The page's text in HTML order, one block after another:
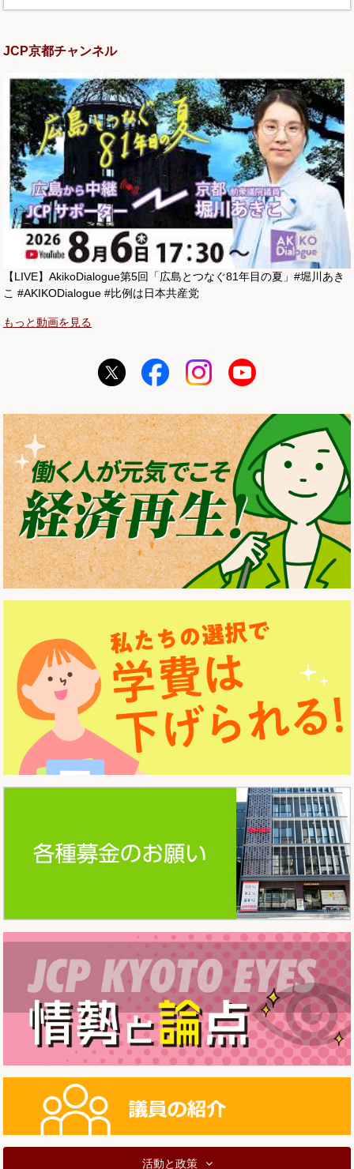
JCP京都チャンネル
【LIVE】AkikoDialogue第5回「広島とつなぐ81年目の夏」#堀川あき
こ #AKIKODialogue #比例は日本共産党
もっと動画を見る
活動と政策